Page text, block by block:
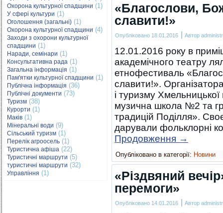
Охорона культурної спадщини (1)
У сфері культури (1)
Оголошення (загальні) (1)
Охорона культурної спадщини (4)
Заходи з охорони культурної
спадщини (1)
Наради, семінари (1)
Консультативна рада (1)
Загальна інформація (1)
Пам'ятки культурної спадщини (1)
Публічна інформація (36)
Публічні документи (73)
Туризм (38)
Курорти (1)
Маків (1)
Мінеральні води (9)
Сільський туризм (1)
Перелік агроосель (1)
Туристична афіша (22)
Туристичні маршрути (5)
туристичні маршрути (32)
Управління (1)
«Благослови,
славити!»
Опубліковано 18.01.2016 | Автор
12.01.2016 року в
академічного театру
етнофестиваль
славити!».
і туризму
музична школа №2 та
традицій Поділля».
дарували фольклорні
Продовження →
Опубліковано в категорії: Новини
«Різдвяний
перемоги»
Опубліковано 14.01.2016 | Автор